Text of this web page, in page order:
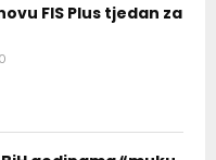
FIS Plus tjedan za
0